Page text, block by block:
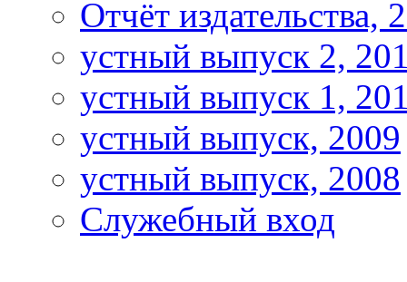
Отчёт издательства,
устный выпуск 2,
устный выпуск 1,
устный выпуск, 2009
устный выпуск, 2008
Служебный вход